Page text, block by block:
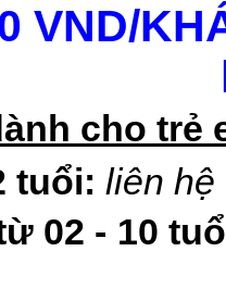
VND/
cho trẻ
tuổi:liên hệ
02 - 10